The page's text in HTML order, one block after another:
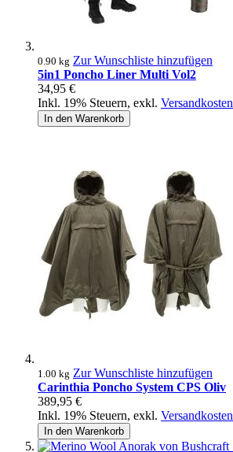
0.90 kg Zur Wunschliste hinzufügen
5in1 Poncho Liner Multi Vol2
34,95 €
Inkl. 19% Steuern, exkl. Versandkosten
In den Warenkorb
1.00 kg Zur Wunschliste hinzufügen
Carinthia Poncho System CPS Oliv
389,95 €
Inkl. 19% Steuern, exkl. Versandkosten
In den Warenkorb